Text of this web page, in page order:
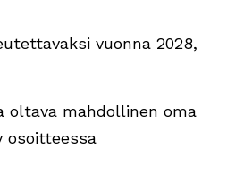
vuonna 2028,
oltava mahdollinen oma
osoitteessa